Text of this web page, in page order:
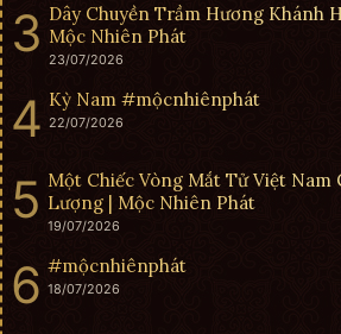
Dây Chuyền Trầm Hương Khánh
Mộc Nhiên Phát
23/07/2026
Kỳ Nam #mộcnhiênphát
22/07/2026
Một Chiếc Vòng Mắt Tử Việt Nam
Lượng | Mộc Nhiên Phát
19/07/2026
#mộcnhiênphát
18/07/2026